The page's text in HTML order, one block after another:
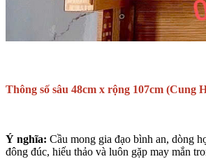
Thông số sâu 48cm x rộng 107cm (Cung
Ý nghĩa: Cầu mong gia đạo bình an, dòng
đông đúc, hiếu thảo và luôn gặp may mắn